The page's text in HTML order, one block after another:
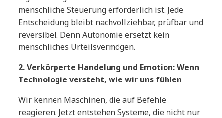
menschliche Steuerung erforderlich ist. Jede
Entscheidung bleibt nachvollziehbar, prüfbar und
reversibel. Denn Autonomie ersetzt kein
menschliches Urteilsvermögen.
2. Verkörperte Handelung und Emotion: Wenn
Technologie versteht, wie wir uns fühlen
Wir kennen Maschinen, die auf Befehle
reagieren. Jetzt entstehen Systeme, die nicht nur